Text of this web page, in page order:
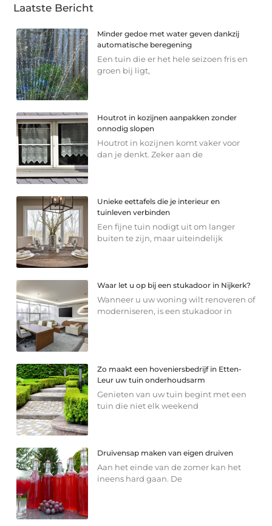
Laatste Bericht
Minder gedoe met water geven dankzij
automatische beregening
Een tuin die er het hele seizoen fris en
groen bij ligt,
Houtrot in kozijnen aanpakken zonder
onnodig slopen
Houtrot in kozijnen komt vaker voor
dan je denkt. Zeker aan de
Unieke eettafels die je interieur en
tuinleven verbinden
Een fijne tuin nodigt uit om langer
buiten te zijn, maar uiteindelijk
Waar let u op bij een stukadoor in Nijkerk?
Wanneer u uw woning wilt renoveren of
moderniseren, is een stukadoor in
Zo maakt een hoveniersbedrijf in Etten-
Leur uw tuin onderhoudsarm
Genieten van uw tuin begint met een
tuin die niet elk weekend
Druivensap maken van eigen druiven
Aan het einde van de zomer kan het
ineens hard gaan. De